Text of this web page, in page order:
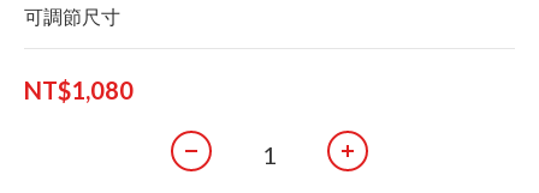
可調節尺寸
NT$1,080